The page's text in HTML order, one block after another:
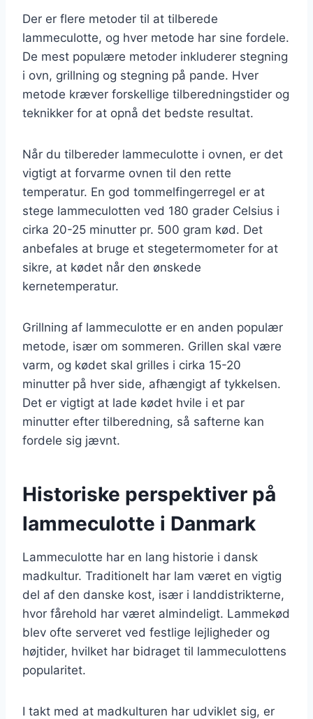
Der er flere metoder til at tilberede
lammeculotte, og hver metode har sine fordele.
De mest populære metoder inkluderer stegning
i ovn, grillning og stegning på pande. Hver
metode kræver forskellige tilberedningstider og
teknikker for at opnå det bedste resultat.
Når du tilbereder lammeculotte i ovnen, er det
vigtigt at forvarme ovnen til den rette
temperatur. En god tommelfingerregel er at
stege lammeculotten ved 180 grader Celsius i
cirka 20-25 minutter pr. 500 gram kød. Det
anbefales at bruge et stegetermometer for at
sikre, at kødet når den ønskede
kernetemperatur.
Grillning af lammeculotte er en anden populær
metode, især om sommeren. Grillen skal være
varm, og kødet skal grilles i cirka 15-20
minutter på hver side, afhængigt af tykkelsen.
Det er vigtigt at lade kødet hvile i et par
minutter efter tilberedning, så safterne kan
fordele sig jævnt.
Historiske perspektiver på
lammeculotte i Danmark
Lammeculotte har en lang historie i dansk
madkultur. Traditionelt har lam været en vigtig
del af den danske kost, især i landdistrikterne,
hvor fårehold har været almindeligt. Lammekød
blev ofte serveret ved festlige lejligheder og
højtider, hvilket har bidraget til lammeculottens
popularitet.
I takt med at madkulturen har udviklet sig, er